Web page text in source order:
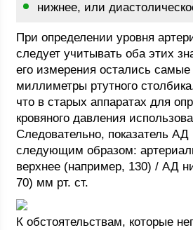
нижнее, или
При определении уровня
следует учитывать оба этих
его измерения остались
миллиметры ртутного
что в старых аппаратах для
кровяного давления
Следовательно, показатель АД
следующим образом:
верхнее (например, 130) / АД
70) мм рт. ст.
К обстоятельствам, которые